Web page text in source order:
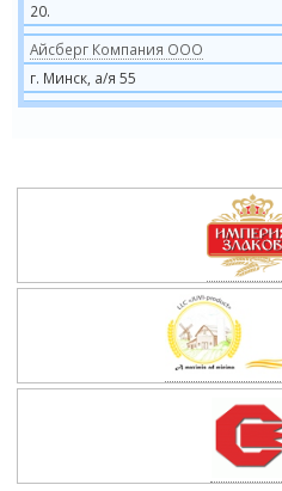
20.
Айсберг Компания ООО
г. Минск, а/я 55